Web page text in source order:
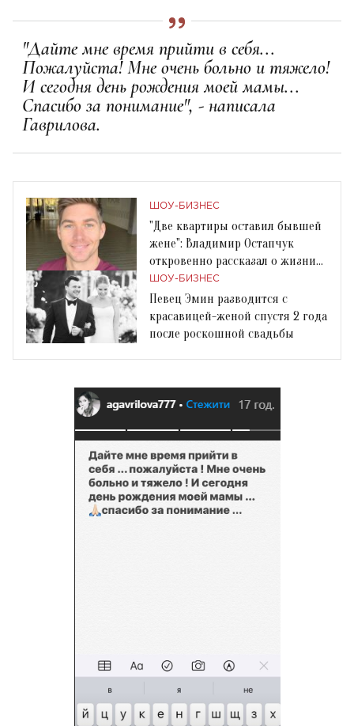
"Дайте мне время прийти в себя...
Пожалуйста! Мне очень больно и тяжело!
И сегодня день рождения моей мамы...
Спасибо за понимание", - написала
Гаврилова.
ШОУ-БИЗНЕС
"Две квартиры оставил бывшей
жене": Владимир Остапчук
откровенно рассказал о жизни
после развода
ШОУ-БИЗНЕС
Певец Эмин разводится с
красавицей-женой спустя 2 года
после роскошной свадьбы